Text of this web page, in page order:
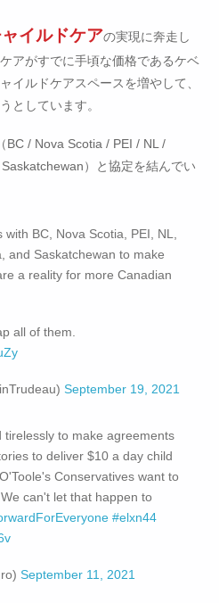
イルドケアの実現に奔走し
アがすでに手頃な価格であるケベ
イルドケアスペースを増やして、
としています。
BC / Nova Scotia / PEI / NL /
）と協定を結んでい
BC, Nova Scotia, PEI, NL,
and Saskatchewan to make
a reality for more Canadian
all of them.
September 19, 2021
to make agreements
to deliver $10 a day child
Conservatives want to
can't let that happen to
#elxn44
September 11, 2021